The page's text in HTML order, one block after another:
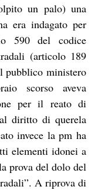
un palo) una
era indagato per
590 del codice
(articolo 189
pubblico ministero
scorso aveva
per il reato di
diritto di querela
invece la pm ha
elementi idonei a
prova del dolo del
A riprova di